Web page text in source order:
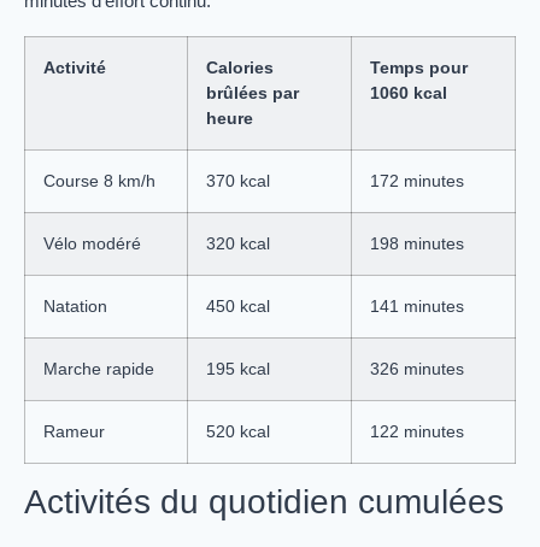
Activité
Calories
brûlées par
heure
Temps pour
1060 kcal
Course 8 km/h 370 kcal 172 minutes
Vélo modéré 320 kcal 198 minutes
Natation 450 kcal 141 minutes
Marche rapide 195 kcal 326 minutes
Rameur 520 kcal 122 minutes
Activités du quotidien cumulées